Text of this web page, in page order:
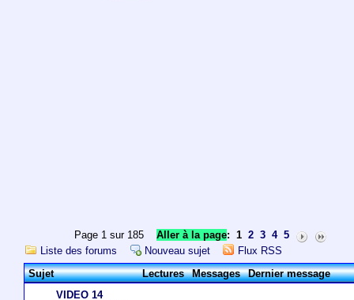
Page 1 sur 185Aller à la page: 1 2 3 4 5
Liste des forums
Nouveau sujet
Flux RSS
Sujet
Lectures Messages Dernier message
VIDEO 14